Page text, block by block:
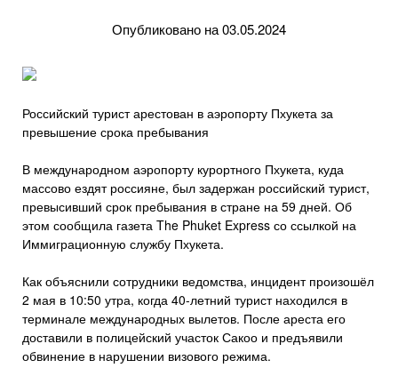
Опубликовано на 03.05.2024
Российский турист арестован в аэропорту Пхукета за
превышение срока пребывания
В международном аэропорту курортного Пхукета, куда
массово ездят россияне, был задержан российский турист,
превысивший срок пребывания в стране на 59 дней. Об
этом сообщила газета The Phuket Express со ссылкой на
Иммиграционную службу Пхукета.
Как объяснили сотрудники ведомства, инцидент произошёл
2 мая в 10:50 утра, когда 40-летний турист находился в
терминале международных вылетов. После ареста его
доставили в полицейский участок Сакоо и предъявили
обвинение в нарушении визового режима.